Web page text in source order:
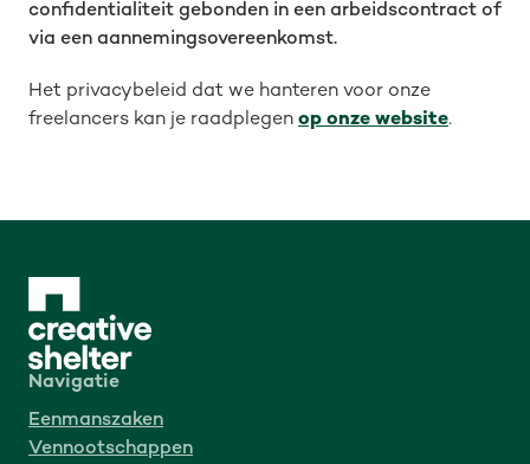
confidentialiteit gebonden in een arbeidscontract of
via een aannemingsovereenkomst.
Het privacybeleid dat we hanteren voor onze
freelancers kan je raadplegen op onze website.
Navigatie
Eenmanszaken
Vennootschappen